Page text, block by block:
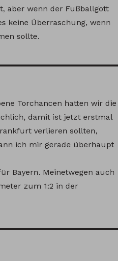
aber wenn der Fußballgott
keine Überraschung, wenn
sollte.
Torchancen hatten wir die
damit ist jetzt erstmal
verlieren sollten,
ich mir gerade überhaupt
Bayern. Meinetwegen auch
zum 1:2 in der